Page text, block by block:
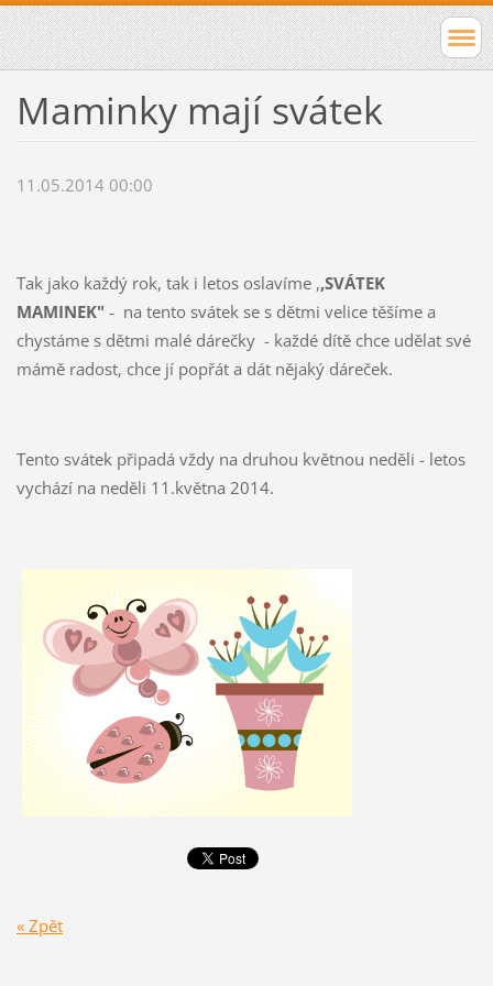
Maminky mají svátek
11.05.2014 00:00
Tak jako každý rok, tak i letos oslavíme ,,SVÁTEK
MAMINEK" - na tento svátek se s dětmi velice těšíme a
chystáme s dětmi malé dárečky - každé dítě chce udělat své
mámě radost, chce jí popřát a dát nějaký dáreček.
Tento svátek připadá vždy na druhou květnou neděli - letos
vychází na neděli 11.května 2014.
« Zpět